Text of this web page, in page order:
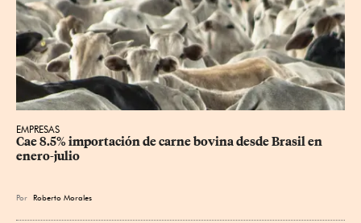
EMPRESAS
Cae 8.5% importación de carne bovina desde Brasil en
enero-julio
Por Roberto Morales